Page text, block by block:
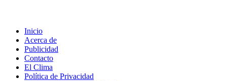
Inicio
Acerca de
Publicidad
Contacto
El Clima
Política de Privacidad